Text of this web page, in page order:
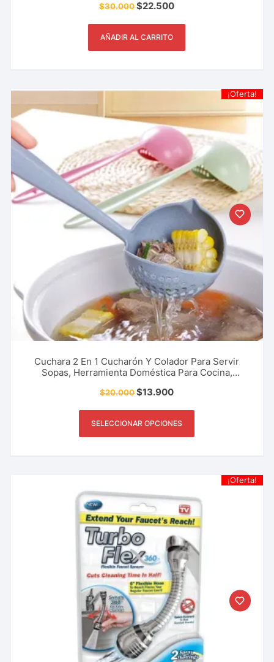
$30.000$22.500
AÑADIR AL CARRITO
¡Oferta!
Cuchara 2 En 1 Cucharón Y Colador Para Servir
Sopas, Herramienta Doméstica Para Cocina,
$20.000$13.900
SELECCIONAR OPCIONES
¡Oferta!